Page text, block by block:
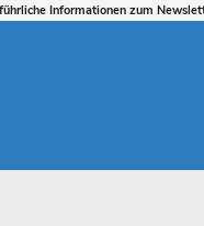
Informationen zum